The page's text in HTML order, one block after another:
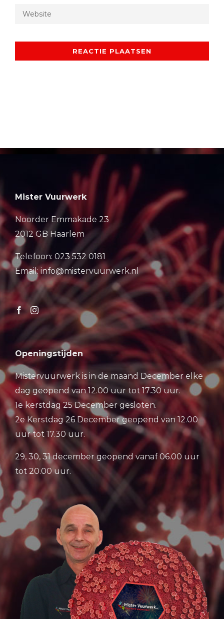
Mister Vuurwerk
Noorder Emmakade 23
2012 GB Haarlem
Telefoon: 023 532 0181
Email: info@mistervuurwerk.nl
Openingstijden
Mistervuurwerk is in de maand December elke
dag geopend van 12.00 uur tot 17.30 uur.
1e kerstdag 25 December gesloten.
2e Kerstdag 26 December geopend van 12.00
uur tot 17.30 uur.
29, 30, 31 december geopend vanaf 06.00 uur
tot 20.00 uur.